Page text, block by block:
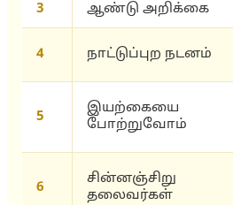
3 ஆண்டு அறிக்கை
4 நாட்டுப்புற நடனம்
5
இயற்கையை
போற்றுவோம்
6
சின்னஞ்சிறு
தலைவர்கள்